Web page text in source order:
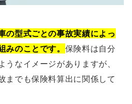
の型式ごとの事故実績によっ
みのことです。 保険料は自分
うなイメージがありますが、
までも保険料算出に関係して